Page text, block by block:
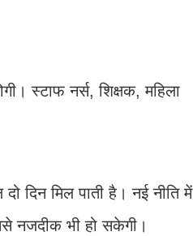
स्टाफ नर्स, शिक्षक, महिला
दिन मिल पाती है। नई नीति में
नजदीक भी हो सकेगी।